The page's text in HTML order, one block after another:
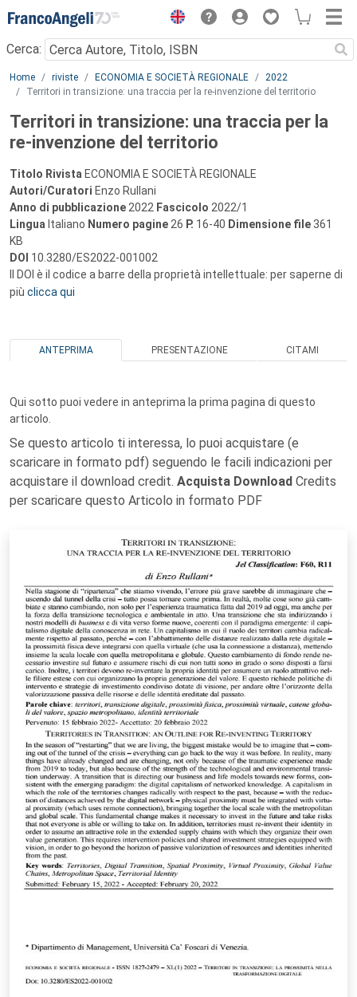
Menu
Cerca:
Main content
Home riviste ECONOMIA E SOCIETÀ REGIONALE
2022
Territori in transizione: una traccia per la re-invenzione del territorio
Territori in transizione: una traccia per la
re-invenzione del territorio
Titolo Rivista ECONOMIA E SOCIETÀ REGIONALE
Autori/Curatori Enzo Rullani
Anno di pubblicazione 2022 Fascicolo 2022/1
Lingua Italiano Numero pagine 26 P. 16-40 Dimensione file 361
KB
DOI 10.3280/ES2022-001002
Il DOI è il codice a barre della proprietà intellettuale: per saperne di
più clicca qui
ANTEPRIMA PRESENTAZIONE CITAMI
Qui sotto puoi vedere in anteprima la prima pagina di questo
articolo.
Se questo articolo ti interessa, lo puoi acquistare (e
scaricare in formato pdf) seguendo le facili indicazioni per
acquistare il download credit. Acquista Download Credits
per scaricare questo Articolo in formato PDF